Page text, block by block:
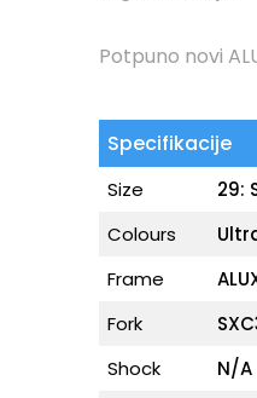
Potpuno novi
Specifikacije
Size
29:
Colours
Frame
Fork
Shock
N/A